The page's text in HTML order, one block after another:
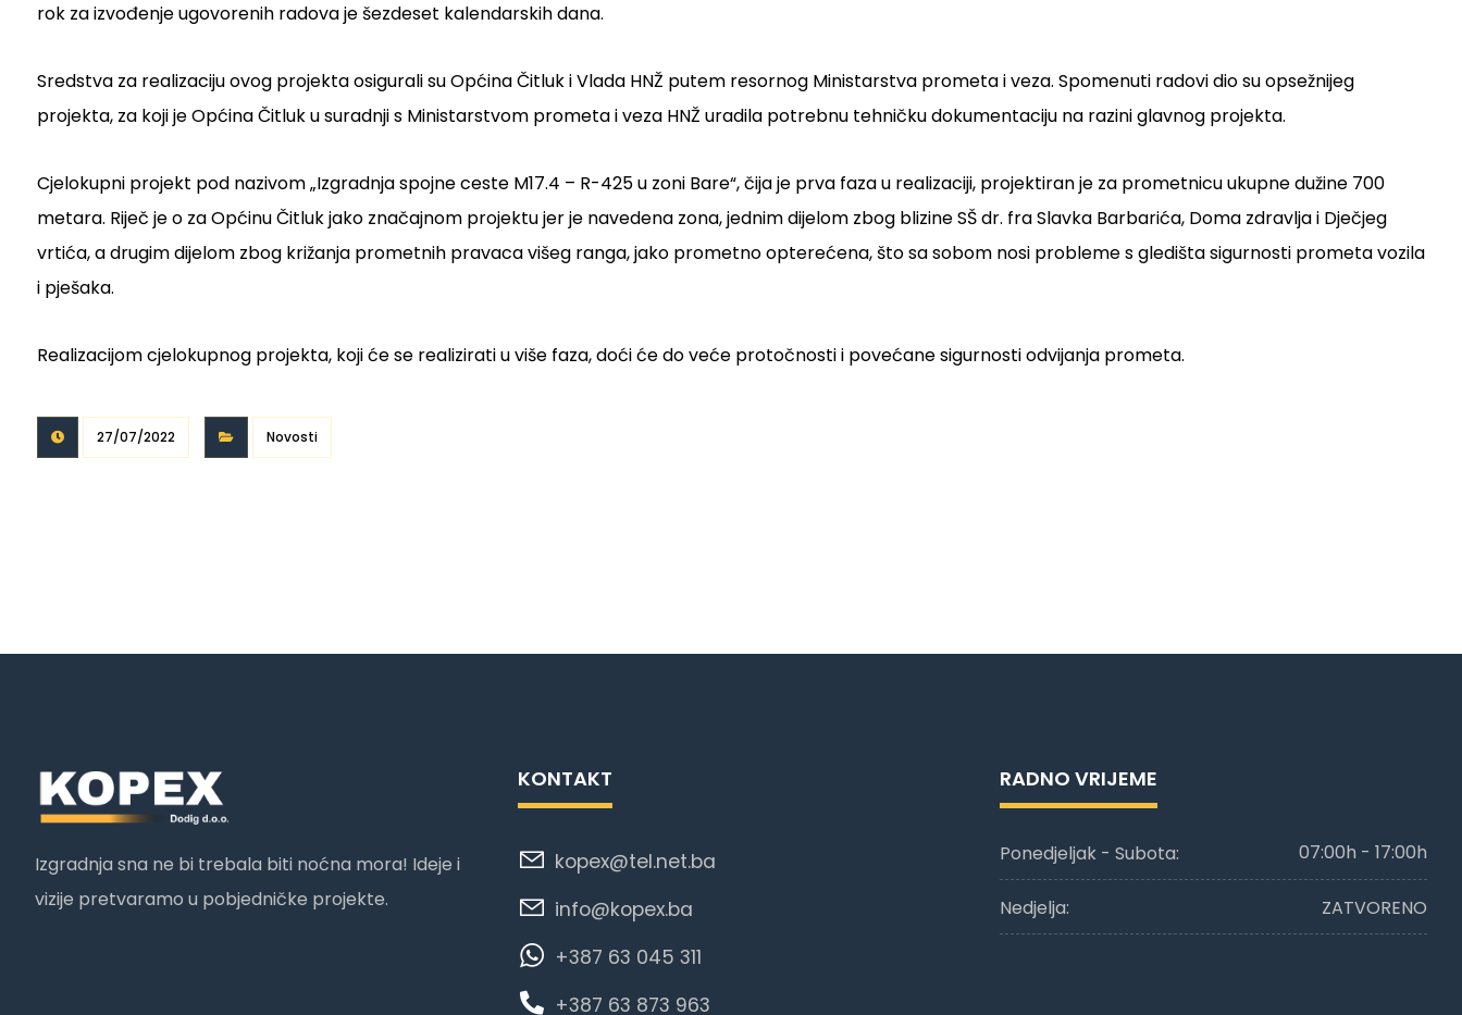
rok za izvođenje ugovorenih radova je šezdeset kalendarskih dana.
Sredstva za realizaciju ovog projekta osigurali su Općina Čitluk i Vlada HNŽ putem resornog Ministarstva prometa i veza. Spomenuti radovi dio su opsežnijeg
projekta, za koji je Općina Čitluk u suradnji s Ministarstvom prometa i veza HNŽ uradila potrebnu tehničku dokumentaciju na razini glavnog projekta.
Cjelokupni projekt pod nazivom „Izgradnja spojne ceste M17.4 – R-425 u zoni Bare“, čija je prva faza u realizaciji, projektiran je za prometnicu ukupne dužine 700
metara. Riječ je o za Općinu Čitluk jako značajnom projektu jer je navedena zona, jednim dijelom zbog blizine SŠ dr. fra Slavka Barbarića, Doma zdravlja i Dječjeg
vrtića, a drugim dijelom zbog križanja prometnih pravaca višeg ranga, jako prometno opterećena, što sa sobom nosi probleme s gledišta sigurnosti prometa vozila
i pješaka.
Realizacijom cjelokupnog projekta, koji će se realizirati u više faza, doći će do veće protočnosti i povećane sigurnosti odvijanja prometa.
27/07/2022 Novosti
Izgradnja sna ne bi trebala biti noćna mora! Ideje i
vizije pretvaramo u pobjedničke projekte.
KONTAKT
kopex@tel.net.ba
info@kopex.ba
+387 63 045 311
+387 63 873 963
RADNO VRIJEME
Ponedjeljak - Subota: 07:00h - 17:00h
Nedjelja: ZATVORENO